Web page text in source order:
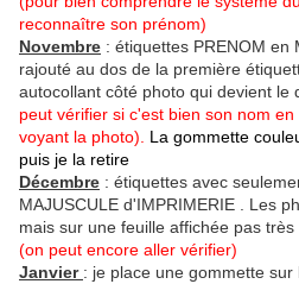
reconnaître son prénom)
Novembre : étiquettes PRENOM en
rajouté au dos de la première
autocollant côté photo qui devient le
peut vérifier si c'est bien son nom
voyant la photo). La gommette
puis je la retire
Décembre : étiquettes avec
MAJUSCULE d'IMPRIMERIE . Les
mais sur une feuille affichée pas
(on peut encore aller vérifier)
Janvier : je place une gommette